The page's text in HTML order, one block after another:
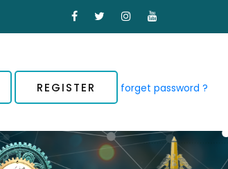
REGISTER forget password ?